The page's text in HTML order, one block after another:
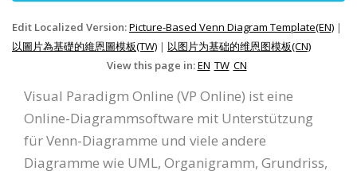
Edit Localized Version:Picture-Based Venn Diagram Template(EN) |
以圖片為基礎的維恩圖模板(TW) | 以图片为基础的维恩图模板(CN)
View this page in:EN TW CN
Visual Paradigm Online (VP Online) ist eine
Online-Diagrammsoftware mit Unterstützung
für Venn-Diagramme und viele andere
Diagramme wie UML, Organigramm, Grundriss,